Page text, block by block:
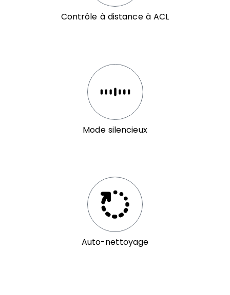
Contrôle à distance à ACL
Mode silencieux
Auto-nettoyage